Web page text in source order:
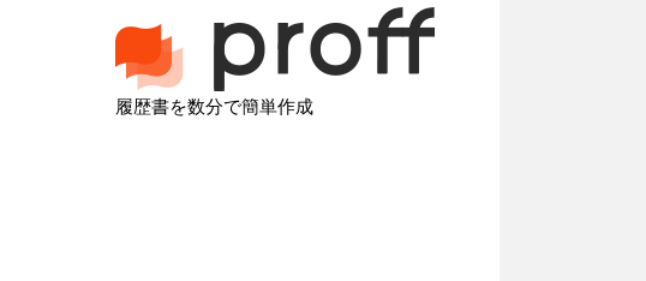
履歴書を数分で簡単作成